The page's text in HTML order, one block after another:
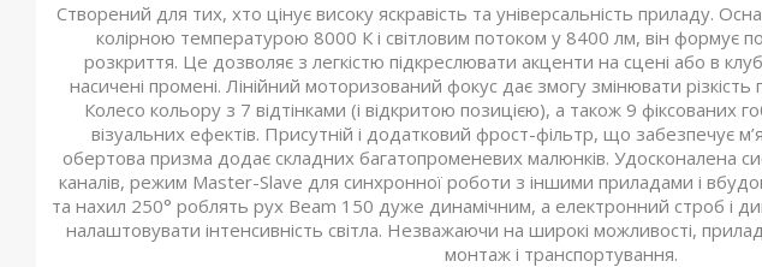
Створений для тих, хто цінує високу яскравість та універсальність приладу.
колірною температурою 8000 К і світловим потоком у 8400 лм, він формує
розкриття. Це дозволяє з легкістю підкреслювати акценти на сцені або в
насичені промені. Лінійний моторизований фокус дає змогу змінювати
Колесо кольору з 7 відтінками (і відкритою позицією), а також 9 фіксованих
візуальних ефектів. Присутній і додатковий фрост-фільтр, що забезпечує
обертова призма додає складних багатопроменевих малюнків. Удосконалена
каналів, режим Master-Slave для синхронної роботи з іншими приладами і
та нахил 250° роблять рух Beam 150 дуже динамічним, а електронний строб і
налаштовувати інтенсивність світла. Незважаючи на широкі можливості,
монтаж і транспортування.